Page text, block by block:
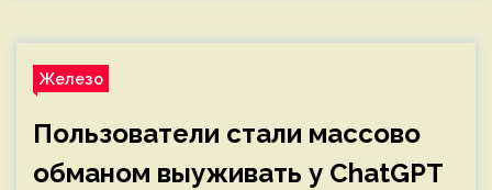
Железо
Пользователи стали массово
обманом выуживать у ChatGPT